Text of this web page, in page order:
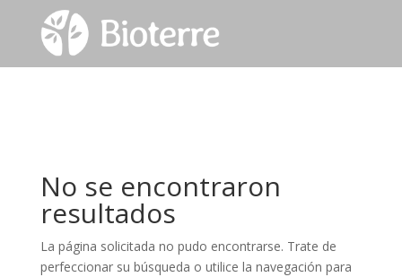
No se encontraron
resultados
La página solicitada no pudo encontrarse. Trate de
perfeccionar su búsqueda o utilice la navegación para